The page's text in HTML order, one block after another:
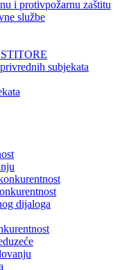
i protivpožarnu zaštitu
službe
subjekata
dijaloga